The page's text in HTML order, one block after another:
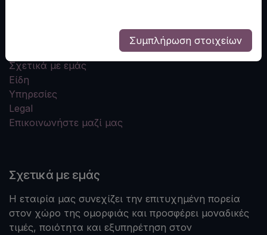
Σχετικά με εμάς
Είδη
Υπηρεσίες
Legal
Επικοινωνήστε μαζί μας
Σχετικά με εμάς
Η εταιρία μας συνεχίζει την επιτυχημένη πορεία
στον χώρο της ομορφιάς και προσφέρει μοναδικές
τιμές, ποιότητα και εξυπηρέτηση στον
Συμπλήρωση στοιχείων